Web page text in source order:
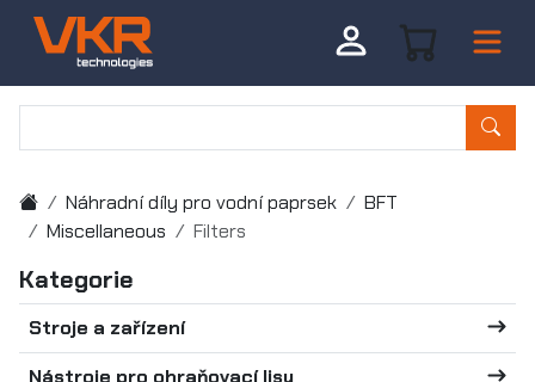
Náhradní díly pro vodní paprsek
BFT
Miscellaneous
Filters
Kategorie
Stroje a zařízení
Nástroje pro ohraňovací lisy